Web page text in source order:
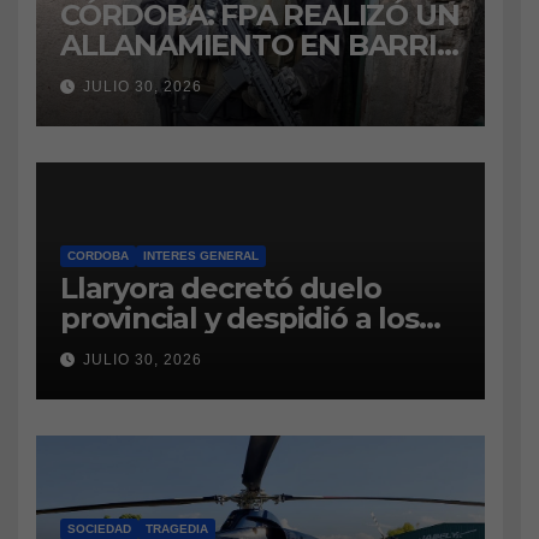
CÓRDOBA: FPA REALIZÓ UN
ALLANAMIENTO EN BARRIO
VILLA BOEDO
RELACIONADO CON UNA
CAUSA DE DROGAS EN LA
CÁRCEL DE BOUWER
JULIO 30, 2026
CORDOBA INTERES GENERAL
Llaryora decretó duelo
provincial y despidió a los
bomberos cordobeses
fallecidos en la tragedia
aérea de San Juan
JULIO 30, 2026
SOCIEDAD TRAGEDIA